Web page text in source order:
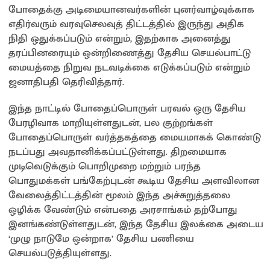
போதைக்கு அடிமையானவர்களின் புனர்வாழ்வுக்காக
எதிர்வரும் வரவுசெலவுத் திட்டத்தில் இருந்து அதிக
நிதி ஒதுக்கப்படும் என்றும், இதற்காக அனைத்து
தரப்பினரையும் ஒன்றிணைத்து தேசிய செயல்பாட்டு
மையத்தை நிறுவ நடவடிக்கை எடுக்கப்படும் என்றும்
ஜனாதிபதி தெரிவித்தார்.
இந்த நாட்டில் போதைப்பொருள் பரவல் ஒரு தேசிய
பேரழிவாக மாறியுள்ளதுடன், பல குற்றங்கள்
போதைப்பொருள் வர்த்தகத்தை மையமாகக் கொண்டு
நடப்பது அவதானிக்கப்பட்டுள்ளது. திறமையாக
முடிவெடுக்கும் பொறிமுறை மற்றும் பரந்த
பொதுமக்கள் பங்கேற்புடன் கூடிய தேசிய அளவிலான
வேலைத்திட்டத்தின் மூலம் இந்த அச்சுறுத்தலை
ஒழிக்க வேண்டும் என்பதை அரசாங்கம் தற்போது
இனங்கண்டுள்ளதுடன், இந்த தேசிய இலக்கை அடைய
‘முழு நாடுமே ஒன்றாக’ தேசிய பணியை
செயல்படுத்தியுள்ளது.